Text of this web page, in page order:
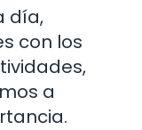
día,
con los
a